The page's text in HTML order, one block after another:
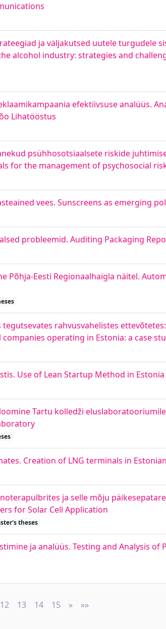
ja väljakutsed uutele turgudele
alcohol industry: strategies and
efektiivsuse analüüs.
Lihatööstus
psühhosotsiaalsete riskide
for the management of psychosocial
vees. Sunscreens as emerging
probleemid. Auditing Packaging
Põhja-Eesti Regionaalhaigla näitel.
tegutsevates rahvusvahelistes
operating in Estonia: a case
Use of Lean Startup Method in Estonia
Tartu kolledži
Creation of LNG terminals in
ja selle mõju
for Solar Cell Application
theses
ja analüüs. Testing and Analysis of
12 13 14 15 » Next
»»